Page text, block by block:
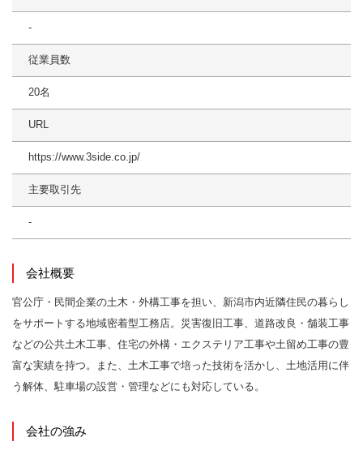
-
従業員数
20名
URL
https://www.3side.co.jp/
主要取引先
-
会社概要
官公庁・民間企業の土木・外構工事を担い、新潟市内近隣住民の暮らし
をサポートする地域密着型工務店。災害復旧工事、道路改良・舗装工事
などの公共土木工事、住宅の外構・エクステリア工事や土留め工事の豊
富な実績を持つ。また、土木工事で培った技術を活かし、土地活用に伴
う解体、駐車場の設営・管理などにも対応している。
会社の強み